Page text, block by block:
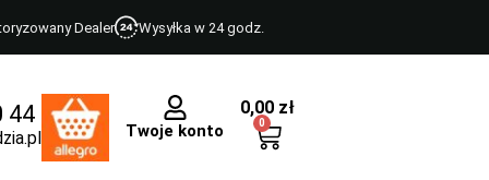
Dealer Wysyłka w 24 godz.
44
Twoje konto
0,00 zł
0